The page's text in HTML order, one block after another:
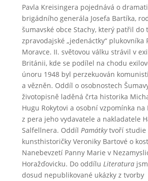
Pavla Kreisingera pojednává o
brigádního generála Josefa Bartíka,
šumavské obce Stachy, který patřil do
zpravodajské „jedenáctky“ plukovníka
Moravce. II. světovou válku strávil v
Británii, kde se podílel na chodu
únoru 1948 byl perzekuován
a vězněn. Oddíl o osobnostech
životopisně laděná črta historika
Hugu Rokytovi a osobní vzpomínka na
z pera jeho vydavatele a nakladatele
Salfellnera. Oddíl Památkytvoří studie
kunsthistoričky Veroniky Bartové o
Nanebevzetí Panny Marie v
Horažďovicku. Do oddílu Literatura
dosud nepublikované ukázky z tvorby